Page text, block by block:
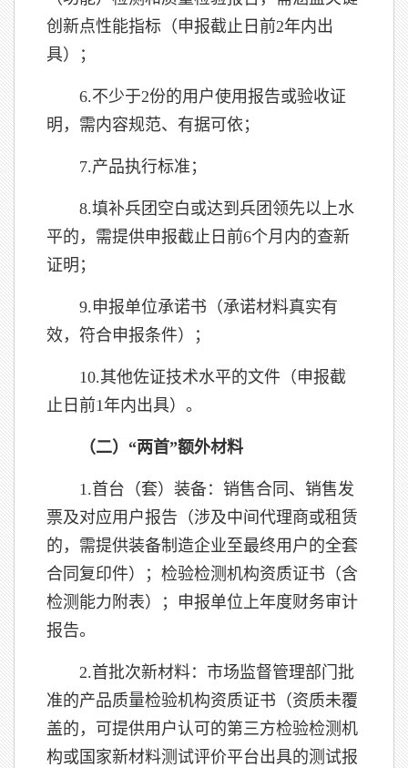
创新点性能指标（申报截止日前2年内出
具）；
6.不少于2份的用户使用报告或验收证
明，需内容规范、有据可依；
7.产品执行标准；
8.填补兵团空白或达到兵团领先以上水
平的，需提供申报截止日前6个月内的查新
证明；
9.申报单位承诺书（承诺材料真实有
效，符合申报条件）；
10.其他佐证技术水平的文件（申报截
止日前1年内出具）。
（二）“两首”额外材料
1.首台（套）装备：销售合同、销售发
票及对应用户报告（涉及中间代理商或租赁
的，需提供装备制造企业至最终用户的全套
合同复印件）；检验检测机构资质证书（含
检测能力附表）；申报单位上年度财务审计
报告。
2.首批次新材料：市场监督管理部门批
准的产品质量检验机构资质证书（资质未覆
盖的，可提供用户认可的第三方检验检测机
构或国家新材料测试评价平台出具的测试报